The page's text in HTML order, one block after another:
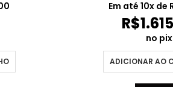
Em até 10x de
R$
no pix
ADICIONAR AO